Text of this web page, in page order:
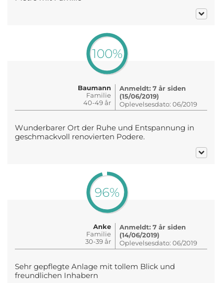
100%
Baumann
Familie
40-49 år
Anmeldt: 7 år siden
(15/06/2019)
Oplevelsesdato: 06/2019
Wunderbarer Ort der Ruhe und Entspannung in
geschmackvoll renovierten Podere.
96%
Anke
Familie
30-39 år
Anmeldt: 7 år siden
(14/06/2019)
Oplevelsesdato: 06/2019
Sehr gepflegte Anlage mit tollem Blick und
freundlichen Inhabern